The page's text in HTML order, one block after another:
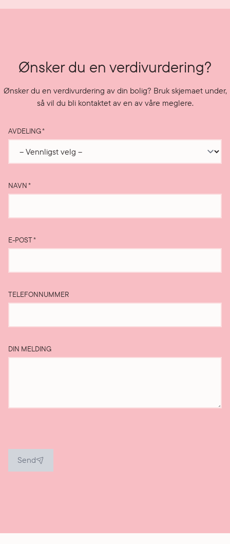
Ønsker du en verdivurdering?
Ønsker du en verdivurdering av din bolig? Bruk skjemaet under,
så vil du bli kontaktet av en av våre meglere.
AVDELING*
NAVN*
E-POST*
TELEFONNUMMER
DIN MELDING
Send